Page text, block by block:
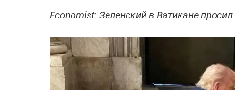
Economist: Зеленский в Ватикане